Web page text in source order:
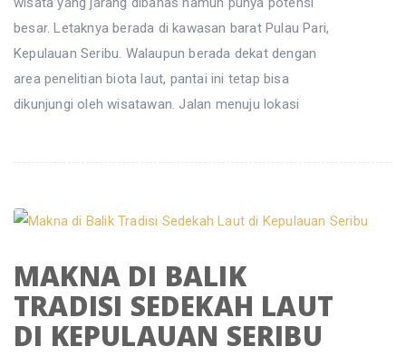
besar. Letaknya berada di kawasan barat Pulau Pari,
Kepulauan Seribu. Walaupun berada dekat dengan
area penelitian biota laut, pantai ini tetap bisa
dikunjungi oleh wisatawan. Jalan menuju lokasi
MAKNA DI BALIK
TRADISI SEDEKAH LAUT
DI KEPULAUAN SERIBU